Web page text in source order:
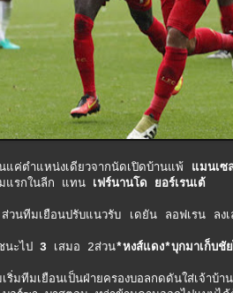
แค่ตำแหน่งเดียวจากนัดเปิดบ้านแพ้ แมนเซ
มแรกในลีก แทน เฟร์นานโด ยอร์เรนเต้
นวรับ เดยัน ลอฟเรน ลงเล่นแทน
นะไป 3 เสมอ 2ส่วน*หงส์แดง*บุกมาเก็บชั
นฝ่ายครองบอลกดดันใส่เจ้าบ้าน แต่